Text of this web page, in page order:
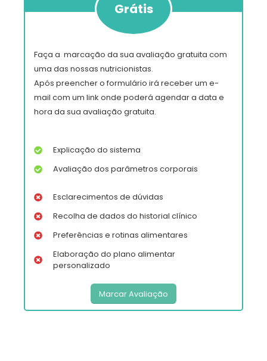
Grátis
Faça a marcação da sua avaliação gratuita com
uma das nossas nutricionistas.
Após preencher o formulário irá receber um e-
mail com um link onde poderá agendar a data e
hora da sua avaliação gratuita.
Explicação do sistema
Avaliação dos parâmetros corporais
Esclarecimentos de dúvidas
Recolha de dados do historial clínico
Preferências e rotinas alimentares
Elaboração do plano alimentar
personalizado
Marcar Avaliação